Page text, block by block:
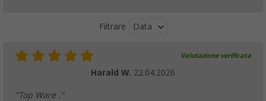
Filtrare Data
Valutazione verificata
Harald W. 22.04.2026
"Top Ware ."